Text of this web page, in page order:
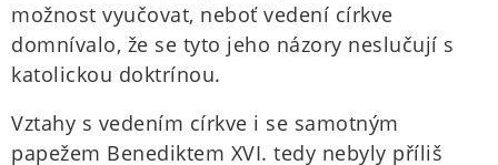
možnost vyučovat, neboť vedení církve
domnívalo, že se tyto jeho názory neslučují s
katolickou doktrínou.
Vztahy s vedením církve i se samotným
papežem Benediktem XVI. tedy nebyly příliš